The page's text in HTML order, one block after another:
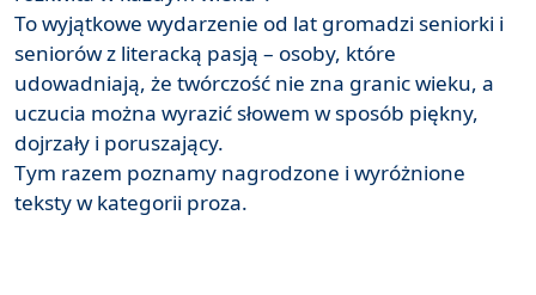
To wyjątkowe wydarzenie od lat gromadzi seniorki i
seniorów z literacką pasją – osoby, które
udowadniają, że twórczość nie zna granic wieku, a
uczucia można wyrazić słowem w sposób piękny,
dojrzały i poruszający.
Tym razem poznamy nagrodzone i wyróżnione
teksty w kategorii proza.